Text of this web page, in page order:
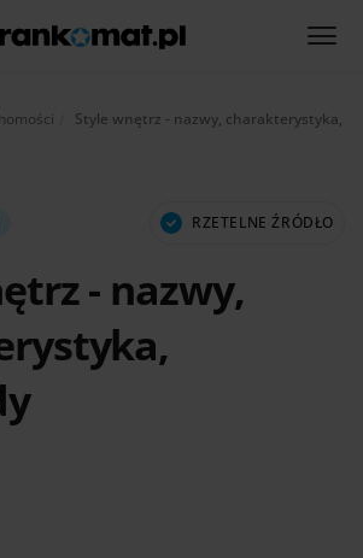
Aktualnie:
Style wnętrz - nazwy, charakterystyka,
RZETELNE ŹRÓDŁO
- nazwy,